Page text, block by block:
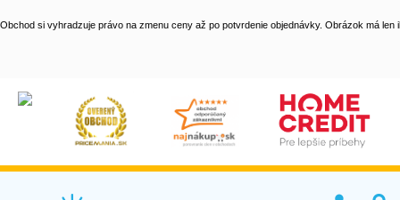
Obchod si vyhradzuje právo na zmenu ceny až po potvrdenie objednávky. Obrázok má len